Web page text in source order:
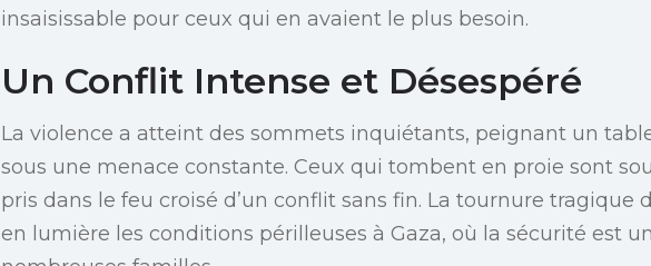
insaisissable pour ceux qui en avaient le plus besoin.
Un Conflit Intense et Désespéré
La violence a atteint des sommets inquiétants, peignant un
sous une menace constante. Ceux qui tombent en proie sont
pris dans le feu croisé d’un conflit sans fin. La tournure tragique
en lumière les conditions périlleuses à Gaza, où la sécurité est